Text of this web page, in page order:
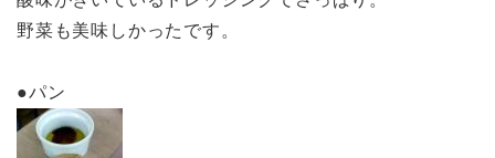
野菜も美味しかったです。
●パン